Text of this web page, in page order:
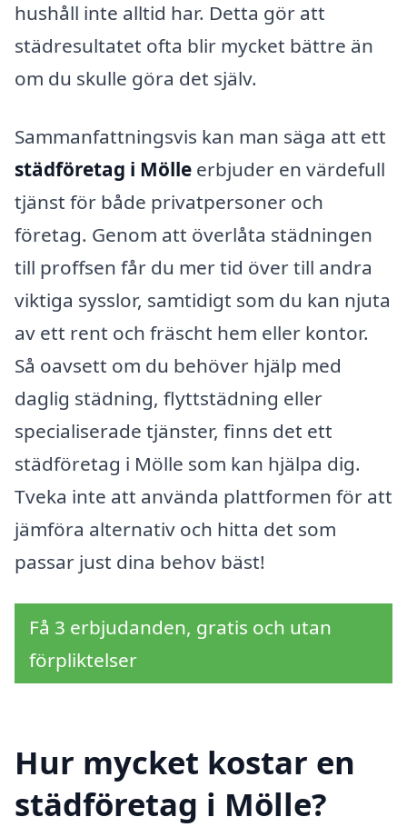
hushåll inte alltid har. Detta gör att
städresultatet ofta blir mycket bättre än
om du skulle göra det själv.
Sammanfattningsvis kan man säga att ett
städföretag i Mölle erbjuder en värdefull
tjänst för både privatpersoner och
företag. Genom att överlåta städningen
till proffsen får du mer tid över till andra
viktiga sysslor, samtidigt som du kan njuta
av ett rent och fräscht hem eller kontor.
Så oavsett om du behöver hjälp med
daglig städning, flyttstädning eller
specialiserade tjänster, finns det ett
städföretag i Mölle som kan hjälpa dig.
Tveka inte att använda plattformen för att
jämföra alternativ och hitta det som
passar just dina behov bäst!
Få 3 erbjudanden, gratis och utan
förpliktelser
Hur mycket kostar en
städföretag i Mölle?